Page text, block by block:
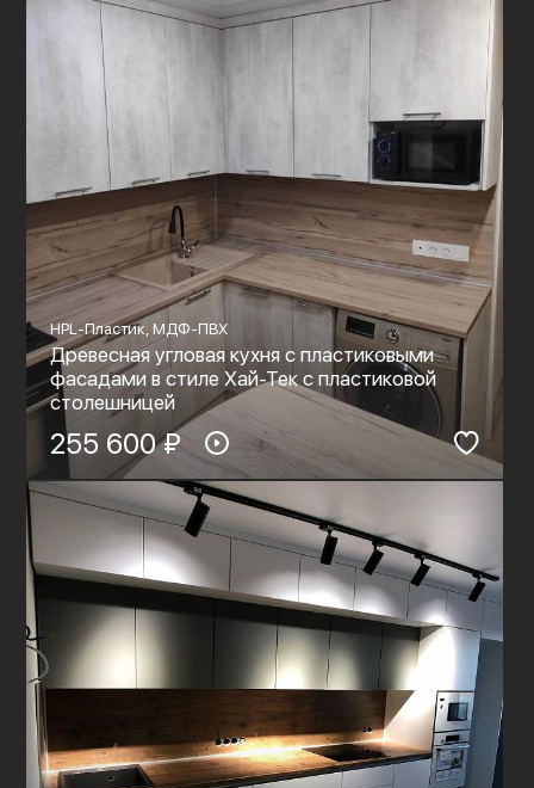
HPL-Пластик, МДФ-ПВХ
Древесная угловая кухня с пластиковыми
фасадами в стиле Хай-Тек с пластиковой
столешницей
255 600 ₽